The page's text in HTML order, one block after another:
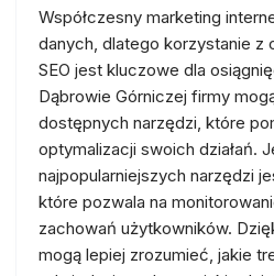
Współczesny marketing
danych, dlatego korzystanie z
SEO jest kluczowe dla
Dąbrowie Górniczej firmy
dostępnych narzędzi, które
optymalizacji swoich działań.
najpopularniejszych narzędzi
które pozwala na
zachowań użytkowników.
mogą lepiej zrozumieć, jakie